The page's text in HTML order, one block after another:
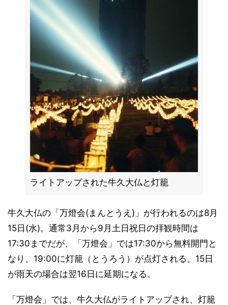
ライトアップされた牛久大仏と灯籠
牛久大仏の「万燈会(まんとうえ)」が行われるのは8月
15日(水)。通常3月から9月土日祝日の拝観時間は
17:30までだが、「万燈会」では17:30から無料開門と
なり、19:00に灯籠（とうろう）が点灯される。15日
が雨天の場合は翌16日に延期になる。
「万燈会」では、牛久大仏がライトアップされ、灯籠